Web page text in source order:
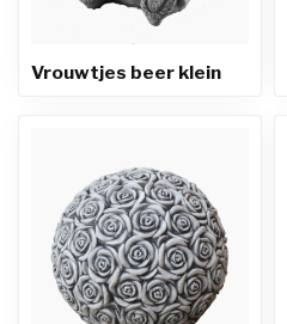
Vrouwtjes beer klein